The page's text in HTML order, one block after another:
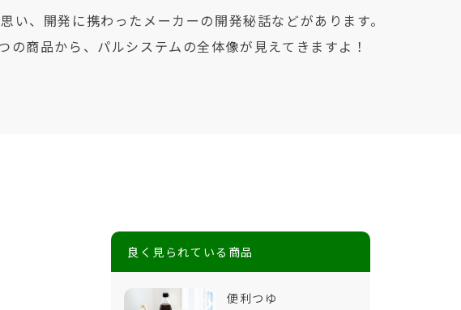
、開発に携わったメーカーの開発秘話などがあります。
商品から、パルシステムの全体像が見えてきますよ！
良く見られている商品
便利つゆ